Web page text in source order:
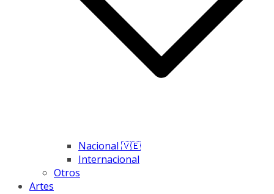
Nacional 🇻🇪
Internacional
Otros
Artes